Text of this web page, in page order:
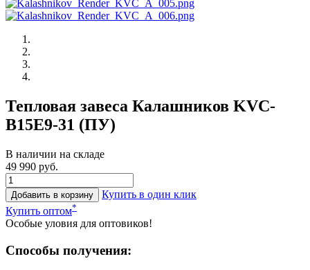
Тепловая завеса Калашников KVC-
B15E9-31 (ПУ)
В наличии на складе
49 990 руб.
Добавить в корзину
Купить в один клик
Купить оптом*
Особые уловия для оптовиков!
Способы получения: